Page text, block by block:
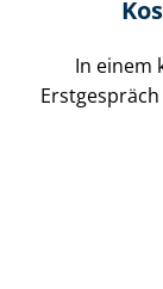
In einem